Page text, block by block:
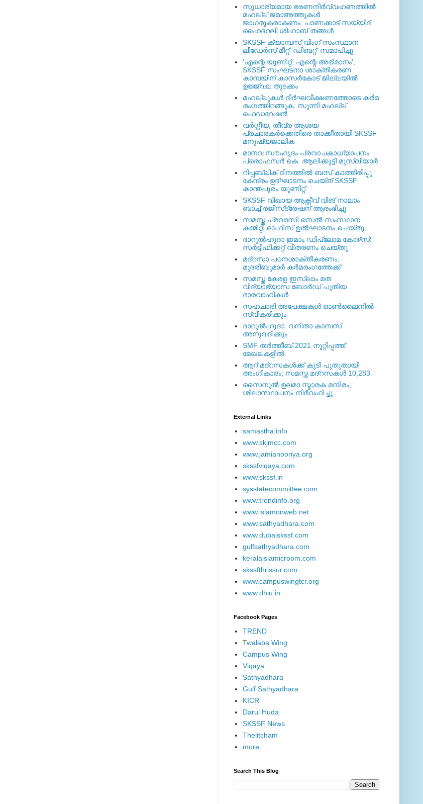
സുധാര്യമായ ഭരണനിര്‍വ്വഹണത്തില്‍
മഹല്ല് ജമാഅത്തുകള്‍
ജാഗരൂകരാകണം: പാണക്കാട് സയ്യിദ്
ഹൈദറലി ശിഹാബ് തങ്ങള്‍
SKSSF ക്യാമ്പസ് വിംഗ് സംസ്ഥാന
ലീഡേർസ് മീറ്റ് 'ഡിബറ്റ്' സമാപിച്ചു
'എന്റെ യൂണിറ്റ്, എന്റെ അഭിമാനം';
SKSSF സംഘടനാ ശാക്തീകരണ
കാമ്പയിന് കാസര്‍കോട് ജില്ലയില്‍
ഉജ്ജ്വല തുടക്കം
മഹല്ലുകള്‍ ദീര്‍ഘവീക്ഷണത്തോടെ കര്‍മ
രംഗത്തിറങ്ങുക: സുന്നി മഹല്ല്
ഫെഡറേഷന്‍
വര്‍ഗ്ഗീയ, തീവ്ര ആശയ
പ്രചാരകര്‍ക്കെതിരെ താക്കീതായി SKSSF
മനുഷ്യജാലിക
മാനവ സൗഹൃദം പ്രവാചകാധ്യാപനം:
പ്രൊഫസർ കെ. ആലിക്കുട്ടി മുസ്ലിയാർ
റിപ്പബ്ലിക് ദിനത്തില്‍ ബസ് കാത്തിരിപ്പു
കേന്ദ്രം ഉദ്ഘാടനം ചെയ്ത്‌ SKSSF
കാന്തപുരം യൂണിറ്റ്
SKSSF വിഖായ ആക്റ്റീവ് വിങ് നാലാം
ബാച്ച് രജിസ്‌ട്രേഷന് ആരംഭിച്ചു
സമസ്ത പ്രവാസി സെല്‍ സംസ്ഥാന
കമ്മിറ്റി ഓഫീസ് ഉല്‍ഘാടനം ചെയ്തു
ദാറുല്‍ഹുദാ ഇമാം ഡിപ്ലോമ കോഴ്‌സ്:
സര്‍ട്ടിഫിക്കറ്റ് വിതരണം ചെയ്തു
മദ്‌റസാ പഠനശാക്തീകരണം;
മുദരിബുമാര്‍ കര്‍മരംഗത്തേക്ക്
സമസ്ത കേരള ഇസ്ലാം മത
വിദ്യാഭ്യാസ ബോര്‍ഡ് പുതിയ
ഭാരവാഹികള്‍
സഹചാരി അപേക്ഷകൾ ഓൺലൈനിൽ
സ്വീകരിക്കും
ദാറുല്‍ഹുദാ: വനിതാ കാമ്പസ്
അനുവദിക്കും
SMF തര്‍ത്തീബ്-2021 നൂറ്റിപ്പത്ത്
മേഖലകളില്‍
ആറ് മദ്റസകള്‍ക്ക് കൂടി പുതുതായി
അംഗീകാരം; സമസ്ത മദ്റസകള്‍ 10,283
സൈനുല്‍ ഉലമാ സ്മാരക മന്ദിരം;
ശിലാസ്ഥാപനം നിര്‍വഹിച്ചു
External ‎Links
samastha.info
www.skjmcc.com
www.jamianooriya.org
skssfviqaya.com
www.skssf.in
sysstatecommittee.com
www.trendinfo.org
www.islamonweb.net
www.sathyadhara.com
www.dubaiskssf.com
gulfsathyadhara.com
keralaislamicroom.com
skssfthrissur.com
www.campuswingtcr.org
www.dhiu.in
Facebook Pages
TREND
Twalaba Wing
Campus Wing
Viqaya
Sathyadhara
Gulf Sathyadhara
KICR
Darul Huda
SKSSF News
Thelitcham
more
Search This Blog